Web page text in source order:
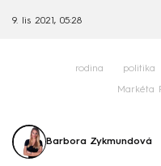
9. lis 2021, 05:28
rodina politika
Markéta
Barbora Zykmundová